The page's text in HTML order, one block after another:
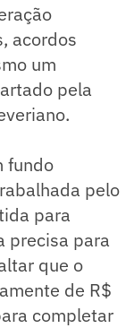
acordos
um
pela
fundo
pelo
para
precisa para
que o
de R$
completar